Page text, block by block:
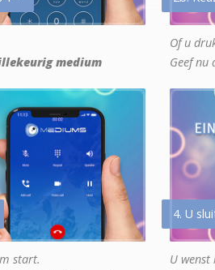
medium
Of u
Geef nu
start.
4. U
U